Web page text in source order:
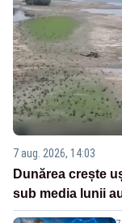
7 aug. 2026, 14:03
Dunărea crește
sub media lunii